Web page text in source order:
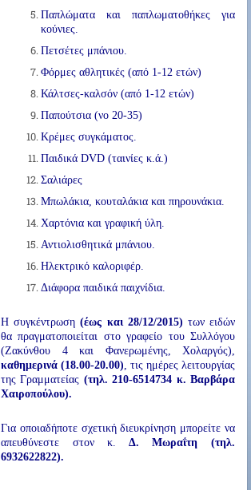
Παπλώματα και παπλωματοθήκες για
κούνιες.
Πετσέτες μπάνιου.
Φόρμες αθλητικές (από 1-12 ετών)
Κάλτσες-καλσόν (από 1-12 ετών)
Παπούτσια (νο 20-35)
Κρέμες συγκάματος.
Παιδικά DVD (ταινίες κ.ά.)
Σαλιάρες
Μπωλάκια, κουταλάκια και πηρουνάκια.
Χαρτόνια και γραφική ύλη.
Αντιολισθητικά μπάνιου.
Ηλεκτρικό καλοριφέρ.
Διάφορα παιδικά παιχνίδια.
Η συγκέντρωση(έως και 28/12/2015) των ειδών
θα πραγματοποιείται στο γραφείο του Συλλόγου
(Ζακύνθου 4 και Φανερωμένης, Χολαργός),
καθημερινά (18.00-20.00), τις ημέρες λειτουργίας
της Γραμματείας (τηλ. 210-6514734 κ. Βαρβάρα
Χαιροπούλου).
Για οποιαδήποτε σχετική διευκρίνηση μπορείτε να
απευθύνεστε στον κ. Δ. Μωραΐτη (τηλ.
6932622822).